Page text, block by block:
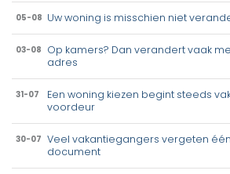
05-08 Uw woning is misschien niet
03-08 Op kamers? Dan verandert vaak
adres
31-07
Een woning kiezen begint steeds
voordeur
30-07 Veel vakantiegangers vergeten
document